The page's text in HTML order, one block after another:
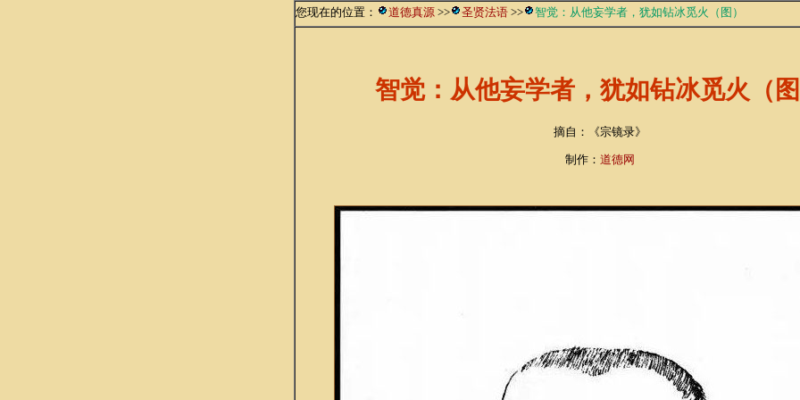
您现在的位置： 道德真源 >> 圣贤法语 >> 智觉：从他妄学者，犹如钻冰觅火（图）
智觉：从他妄学者，犹如钻冰觅火（
摘自：《宗镜录》
制作： 道德网